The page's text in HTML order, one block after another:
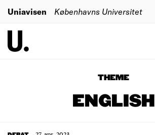
Uniavisen Københavns Universitet
THEME
ENGLISH